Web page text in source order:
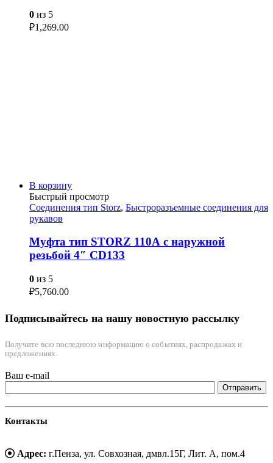
0 из 5
₽1,269.00
В корзину
Быстрый просмотр
Соединения тип Storz, Быстроразъемные соединения для
рукавов
Муфта тип STORZ 110А с наружной
резьбой 4″ CD133
0 из 5
₽5,760.00
Подписывайтесь на нашу новостную рассылку
Получите всю последнюю информацию о событиях, распродажах и
предложениях.
Ваш e-mail
Контакты
Адрес: г.Пенза, ул. Совхозная, дмвл.15Г, Лит. А, пом.4